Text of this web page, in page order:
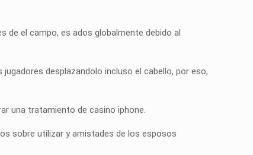
de el campo, es ados globalmente debido al
desplazandolo incluso el cabello, por eso,
una tratamiento de casino iphone.
sobre utilizar y amistades de los esposos